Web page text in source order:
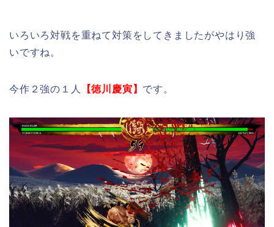
いろいろ対戦を重ねて対策をしてきましたがやはり強
いですね。
今作２強の１人 【徳川慶寅】 です。